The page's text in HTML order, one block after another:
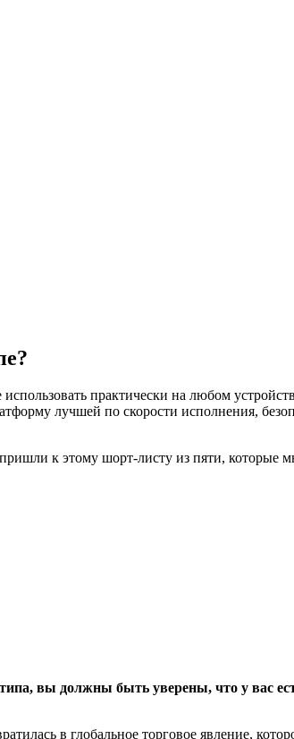
практически на любом
лучшей по скорости исполнения,
к этому шорт-листу из пяти, которые
вы должны быть уверены, что у вас
в глобальное торговое явление,